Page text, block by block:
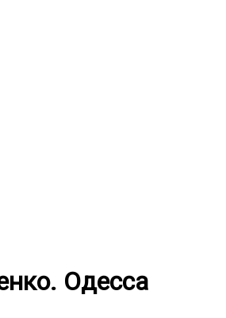
Одесса